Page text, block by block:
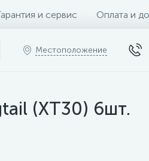
и сервис Оплата и
Местоположение
(XT30) 6шт.